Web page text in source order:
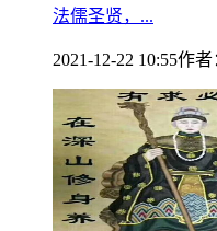
法儒圣贤，...
2021-12-22 10:55作者